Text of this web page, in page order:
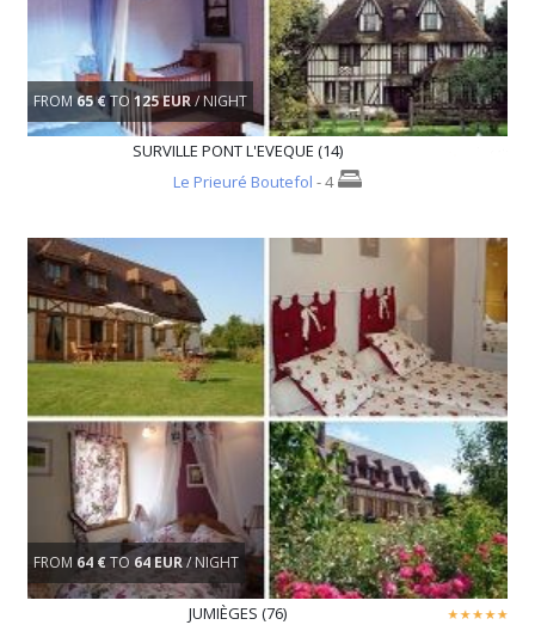
FROM 65 €TO 125 EUR/ NIGHT
SURVILLE PONT L'EVEQUE (14)
Le Prieuré Boutefol - 4
FROM 64 €TO 64 EUR/ NIGHT
JUMIÈGES (76)